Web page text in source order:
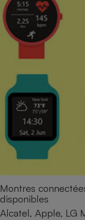
Montres
disponibles
Alcatel, Apple, LG